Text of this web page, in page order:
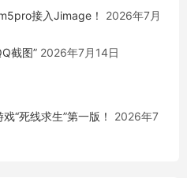
接入Jimage！
2026年7月
截图” 2026年7月14日
“死线求生”第一版！
2026年7